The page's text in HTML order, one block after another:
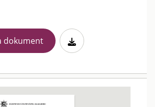
dokument